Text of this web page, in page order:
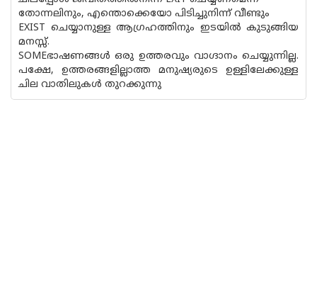
തോന്നലിനും, എന്തൊക്കെയോ പിടിച്ചുനിന്ന് വീണ്ടും
EXIST ചെയ്യാനുള്ള ആഗ്രഹത്തിനും ഇടയില്‍ കുടുങ്ങിയ
മനസ്സ്.
SOMEഭാഷണങ്ങള്‍ ഒരു ഉത്തരവും വാഗ്ദാനം ചെയ്യുന്നില്ല.
പക്ഷേ, ഉത്തരങ്ങളില്ലാത്ത മനുഷ്യരുടെ ഉള്ളിലേക്കുള്ള
ചില വാതിലുകള്‍ തുറക്കുന്നു